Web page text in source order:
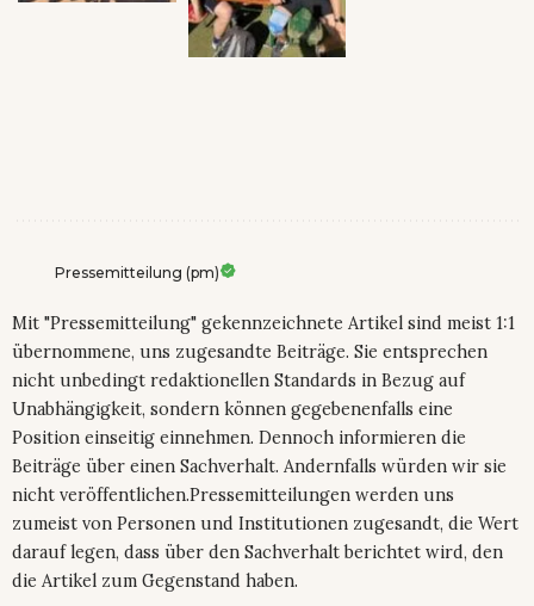
Pressemitteilung (pm)
Mit "Pressemitteilung" gekennzeichnete Artikel sind meist 1:1
übernommene, uns zugesandte Beiträge. Sie entsprechen
nicht unbedingt redaktionellen Standards in Bezug auf
Unabhängigkeit, sondern können gegebenenfalls eine
Position einseitig einnehmen. Dennoch informieren die
Beiträge über einen Sachverhalt. Andernfalls würden wir sie
nicht veröffentlichen.Pressemitteilungen werden uns
zumeist von Personen und Institutionen zugesandt, die Wert
darauf legen, dass über den Sachverhalt berichtet wird, den
die Artikel zum Gegenstand haben.